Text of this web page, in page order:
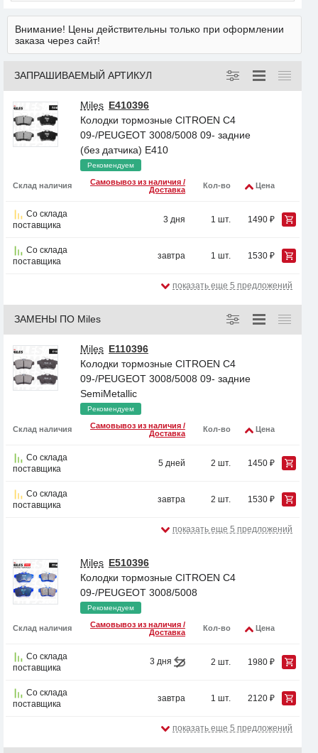
Внимание! Цены действительны только при оформлении
заказа через сайт!
ЗАПРАШИВАЕМЫЙ АРТИКУЛ
Miles E410396
Колодки тормозные CITROEN C4
09-/PEUGEOT 3008/5008 09- задние
(без датчика) E410
Рекомендуем
Склад наличия
Самовывоз из наличия /
Доставка
Кол-во Цена
Со склада
поставщика
3 дня 1 шт. 1490 ₽
Со склада
поставщика
завтра 1 шт. 1530 ₽
показать еще 5 предложений
ЗАМЕНЫ ПО Miles
Miles E110396
Колодки тормозные CITROEN C4
09-/PEUGEOT 3008/5008 09- задние
SemiMetallic
Рекомендуем
Склад наличия
Самовывоз из наличия /
Доставка
Кол-во Цена
Со склада
поставщика
5 дней 2 шт. 1450 ₽
Со склада
поставщика
завтра 2 шт. 1530 ₽
показать еще 5 предложений
Miles E510396
Колодки тормозные CITROEN C4
09-/PEUGEOT 3008/5008
Рекомендуем
Склад наличия
Самовывоз из наличия /
Доставка
Кол-во Цена
Со склада
поставщика
3 дня 2 шт. 1980 ₽
Со склада
поставщика
завтра 1 шт. 2120 ₽
показать еще 5 предложений